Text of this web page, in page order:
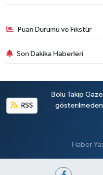
Puan Durumu ve Fikstür
Son Dakika Haberleri
RSS
Bolu Takip
gösterilmeden
Haber